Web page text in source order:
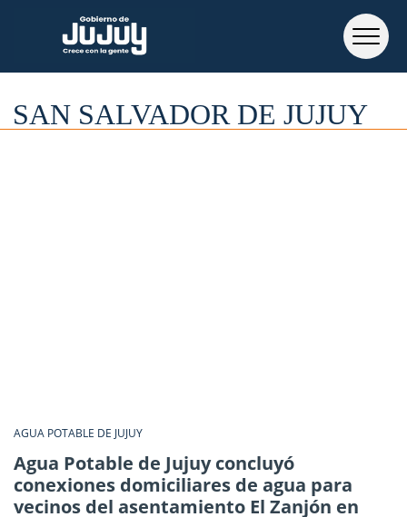
SAN SALVADOR DE JUJUY
AGUA POTABLE DE JUJUY
Agua Potable de Jujuy concluyó
conexiones domiciliares de agua para
vecinos del asentamiento El Zanjón en